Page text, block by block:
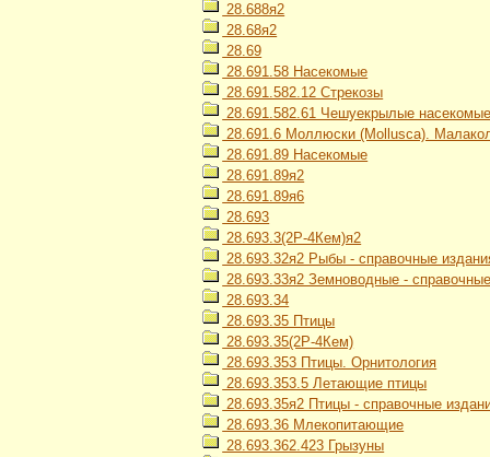
28.688я2
28.68я2
28.69
28.691.58 Насекомые
28.691.582.12 Стрекозы
28.691.582.61 Чешуекрылые
28.691.6 Моллюски (Mollusca).
28.691.89 Насекомые
28.691.89я2
28.691.89я6
28.693
28.693.3(2Р-4Кем)я2
28.693.32я2 Рыбы - справочные
28.693.33я2 Земноводные -
28.693.34
28.693.35 Птицы
28.693.35(2Р-4Кем)
28.693.353 Птицы. Орнитология
28.693.353.5 Летающие птицы
28.693.35я2 Птицы - справочные
28.693.36 Млекопитающие
28.693.362.423 Грызуны